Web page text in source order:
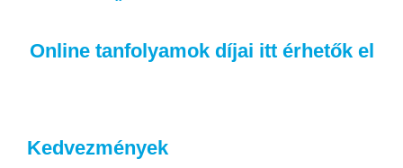
Online tanfolyamok díjai itt érhetők el
Kedvezmények